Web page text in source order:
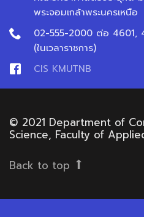
พระจอมเกล้าพระนครเหนือ
02-555-2000 ต่อ 4601,
(ในเวลาราชการ)
CIS KMUTNB
© 2021 Department of
Science, Faculty of
Back to top